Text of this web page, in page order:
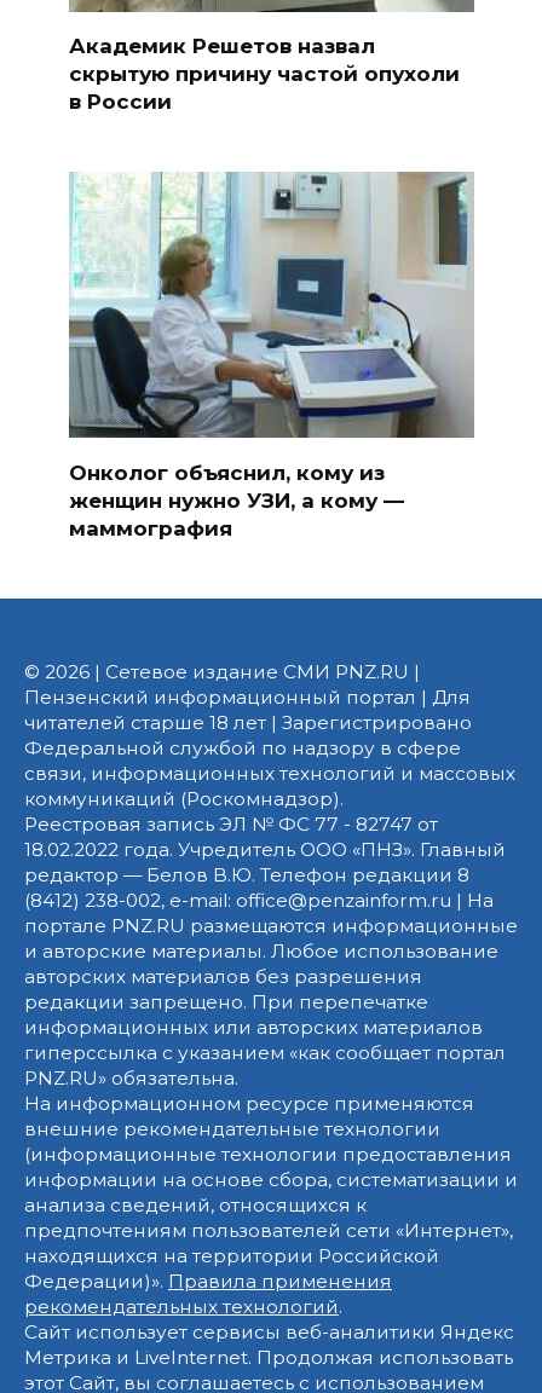
Академик Решетов назвал
скрытую причину частой опухоли
в России
Онколог объяснил, кому из
женщин нужно УЗИ, а кому —
маммография
© 2026 | Сетевое издание СМИ PNZ.RU |
Пензенский информационный портал | Для
читателей старше 18 лет | Зарегистрировано
Федеральной службой по надзору в сфере
связи, информационных технологий и массовых
коммуникаций (Роскомнадзор).
Реестровая запись ЭЛ № ФС 77 - 82747 от
18.02.2022 года. Учредитель ООО «ПНЗ». Главный
редактор — Белов В.Ю. Телефон редакции 8
(8412) 238-002, e-mail: office@penzainform.ru | На
портале PNZ.RU размещаются информационные
и авторские материалы. Любое использование
авторских материалов без разрешения
редакции запрещено. При перепечатке
информационных или авторских материалов
гиперссылка с указанием «как сообщает портал
PNZ.RU» обязательна.
На информационном ресурсе применяются
внешние рекомендательные технологии
(информационные технологии предоставления
информации на основе сбора, систематизации и
анализа сведений, относящихся к
предпочтениям пользователей сети «Интернет»,
находящихся на территории Российской
Федерации)». Правила применения
рекомендательных технологий.
Сайт использует сервисы веб-аналитики Яндекс
Метрика и LiveInternet. Продолжая использовать
этот Сайт, вы соглашаетесь с использованием